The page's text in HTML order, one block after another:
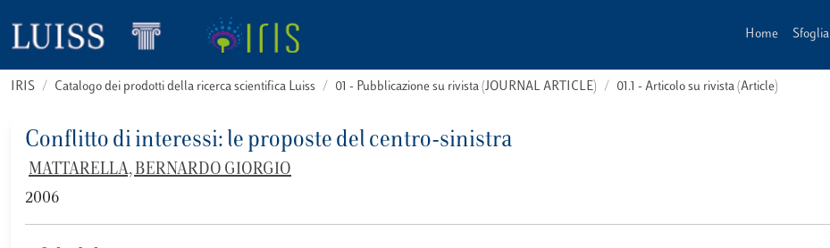
Home Sfoglia
IRIS Catalogo dei prodotti della ricerca scientifica Luiss 01 - Pubblicazione su rivista (JOURNAL ARTICLE) 01.1 - Articolo su rivista (Article)
Conflitto di interessi: le proposte del centro-sinistra
MATTARELLA, BERNARDO GIORGIO
2006